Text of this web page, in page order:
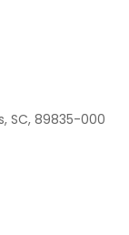
SC, 89835-000